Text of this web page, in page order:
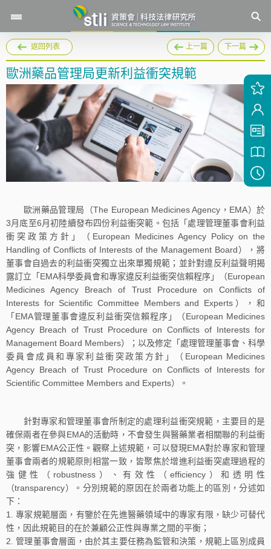
返回列表 上一篇 下一篇
歐洲藥品管理局更新利益衝突規範
歐洲藥品管理局（The European Medicines Agency，EMA）於
3月底至6月初陸續發布四份利益衝突範。包括「處理管理董事會利益
衝突政策方針」（European Medicines Agency Policy on the
Handling of Conflicts of Interests of the Management Board），將
董事會自過去的利益衝突獨立出來單獨規範；並針對違反利益聲明揭
露訂立「EMA科學委員會和專家違反利益衝突信賴程序」（European
Medicines Agency Breach of Trust Procedure on Conflicts of
Interests for Scientific Committee Members and Experts），和
「EMA管理董事會違反利益衝突信賴程序」（European Medicines
Agency Breach of Trust Procedure on Conflicts of Interests for
Management Board Members）；以及修定「處理管理董事會、科學
委員會成員和專家利益衝突政策方針」（European Medicines
Agency Breach of Trust Procedure on Conflicts of Interests for
Scientific Committee Members and Experts）。
針對專家和管理董事會所制定的處理利益衝突規範，主要目的是
確保兩者在參與EMA的活動時，不會發生與醫藥業者相關聯的利益衝
突，影響EMA公正性。觀察上述規範，可以發現EMA對於專家和管理
董事會兩者的規範原則相當一致，皆聚焦於增進利益衝突處理過程的
強健性（robustness）、有效性（efficiency）和透明性
（transparency）。分別規範的原因在於兩者功能上的區別，分述如
下：
1. 專家規範層面，有鑒於在先進醫藥領域中的專家有限，缺少可替代
性，因此規範目的在於兼顧公正性與專業之間的平衡；
2. 管理董事會層面，由於其主要任務為監管和決策，規範上區別成員